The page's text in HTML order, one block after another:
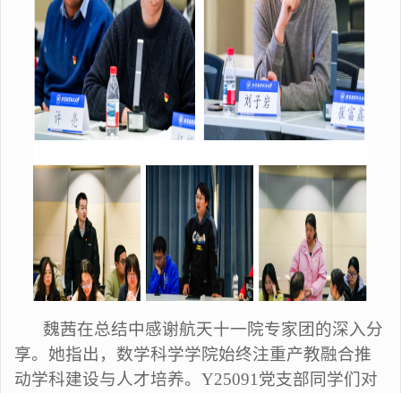
魏茜在总结中感谢航天十一院专家团的深入分
享。她指出，数学科学学院始终注重产教融合推
动学科建设与人才培养。Y25091党支部同学们对